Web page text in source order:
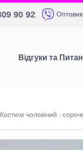
90 92
Відгуки та
Костюм чоловічий :